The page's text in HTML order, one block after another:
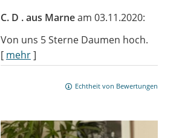
C. D . aus Marneam 03.11.2020:
Von uns 5 Sterne Daumen hoch.
[ mehr]
Echtheit von Bewertungen